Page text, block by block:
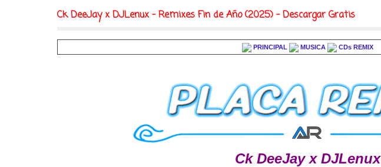
Ck DeeJay x DJLenux - Remixes Fin de Año (2025) - Descargar Gratis
PRINCIPAL MUSICA CDs REMIX
Ck DeeJay x DJLenux